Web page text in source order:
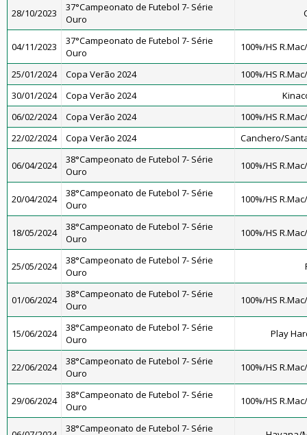
28/10/2023
37°Campeonato de Futebol 7- Série
Ouro
04/11/2023
37°Campeonato de Futebol 7- Série
Ouro
100%/HS
25/01/2024 Copa Verão 2024
100%/HS
30/01/2024
Copa Verão 2024
06/02/2024
Copa Verão 2024
100%/HS
22/02/2024
Copa Verão 2024 Canchero/
06/04/2024
38°Campeonato de Futebol 7- Série
Ouro
100%/HS
20/04/2024
38°Campeonato de Futebol 7- Série
Ouro
100%/HS
18/05/2024
38°Campeonato de Futebol 7- Série
Ouro
100%/HS
25/05/2024
38°Campeonato de Futebol 7- Série
Ouro
01/06/2024
38°Campeonato de Futebol 7- Série
Ouro
100%/HS
15/06/2024
38°Campeonato de Futebol 7- Série
Ouro
Play
22/06/2024
38°Campeonato de Futebol 7- Série
Ouro
100%/HS
29/06/2024
38°Campeonato de Futebol 7- Série
Ouro
100%/HS
38°Campeonato de Futebol 7- Série